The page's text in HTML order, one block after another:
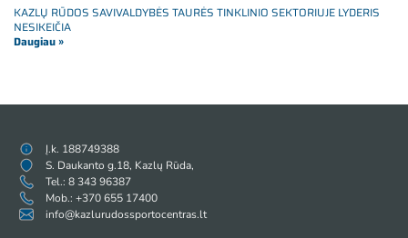
KAZLŲ RŪDOS SAVIVALDYBĖS TAURĖS TINKLINIO SEKTORIUJE LYDERIS
NESIKEIČIA
Daugiau »
Į.k. 188749388
S. Daukanto g.18, Kazlų Rūda,
Tel.: 8 343 96387
Mob.: +370 655 17400
info@kazlurudossportocentras.lt